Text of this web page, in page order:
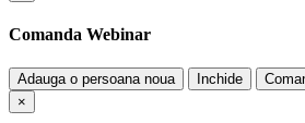
Comanda Webinar
Adauga o persoana noua Inchide
×